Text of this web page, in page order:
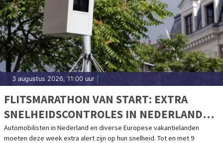
3 augustus 2026, 11:00 uur
FLITSMARATHON VAN START: EXTRA
SNELHEIDSCONTROLES IN NEDERLAND
EN POPULAIRE VAKANTIELANDEN
Automobilisten in Nederland en diverse Europese vakantielanden
moeten deze week extra alert zijn op hun snelheid. Tot en met 9